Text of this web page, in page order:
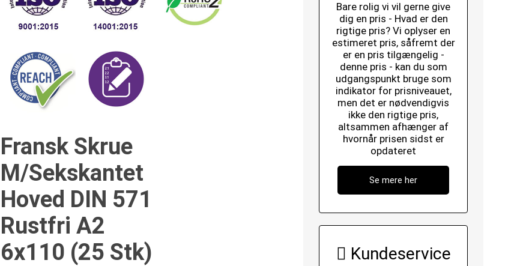
Fransk Skrue
M/Sekskantet
Hoved DIN 571
Rustfri A2
6x110 (25 Stk)
Bare rolig vi vil gerne give
dig en pris - Hvad er den
rigtige pris? Vi oplyser en
estimeret pris, såfremt der
er en pris tilgængelig -
denne pris - kan du som
udgangspunkt bruge som
indikator for prisniveauet,
men det er nødvendigvis
ikke den rigtige pris,
altsammen afhænger af
hvornår prisen sidst er
opdateret
Se mere her
Kundeservice